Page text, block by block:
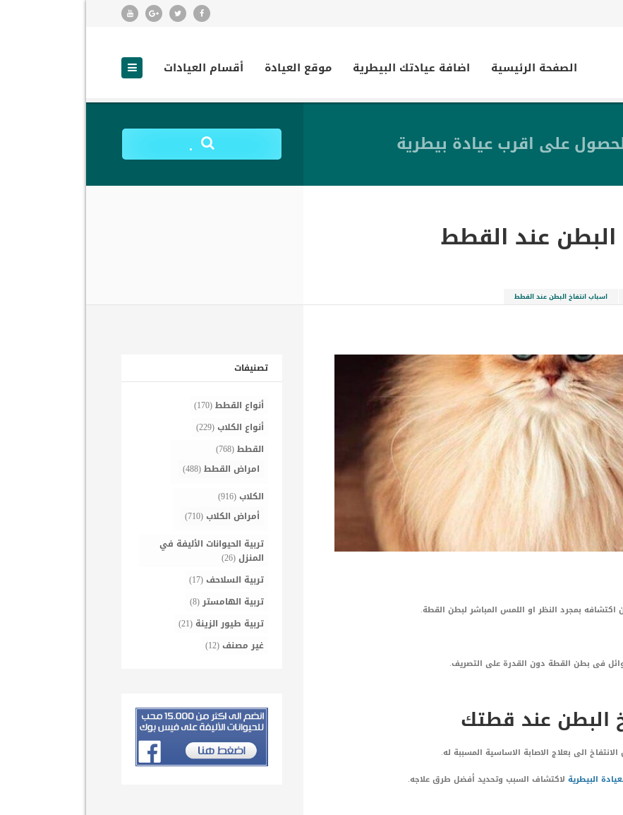
الصفحة الرئيسية اضافة عيادتك البيطرية موقع العيادة أقسام العيادات
على اقرب عيادة بيطرية .
البطن عند القطط
اسباب انتفاخ البطن عند القطط
بمجرد النظر او اللمس المباشر لبطن القطة.
فى بطن القطة دون القدرة على التصريف.
البطن عند قطتك
الى بعلاج الاصابة الاساسية المسببة له.
البيطرية لاكتشاف السبب وتحديد أفضل طرق علاجه.
تصنيفات
أنواع القطط(170)
أنواع الكلاب(229)
القطط(768)
امراض القطط(488)
الكلاب(916)
أمراض الكلاب(710)
تربية الحيوانات الأليفة في
المنزل(26)
تربية السلاحف(17)
تربية الهامستر(8)
تربية طيور الزينة (21)
غير مصنف(12)